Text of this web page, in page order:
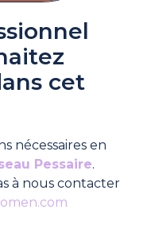
cet
nécessaires en
Pessaire.
à nous contacter